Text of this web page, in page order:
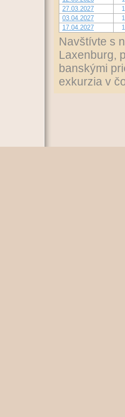
27.03.2027
03.04.2027
17.04.2027
Navštívte s
Laxenburg,
banskými
exkurzia v